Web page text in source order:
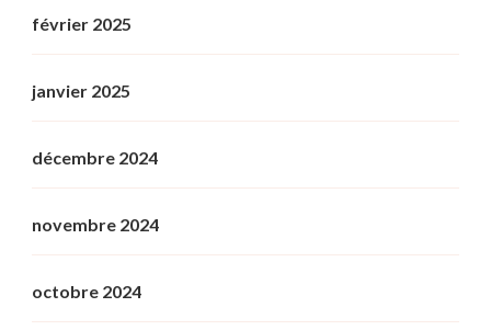
février 2025
janvier 2025
décembre 2024
novembre 2024
octobre 2024